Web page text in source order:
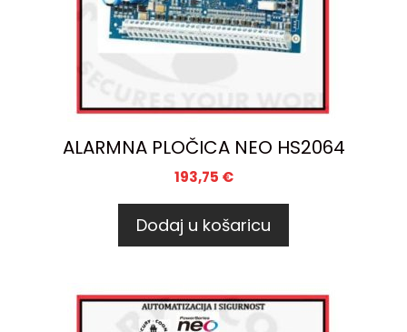
ALARMNA PLOČICA NEO HS2064
193,75 €
Dodaj u košaricu